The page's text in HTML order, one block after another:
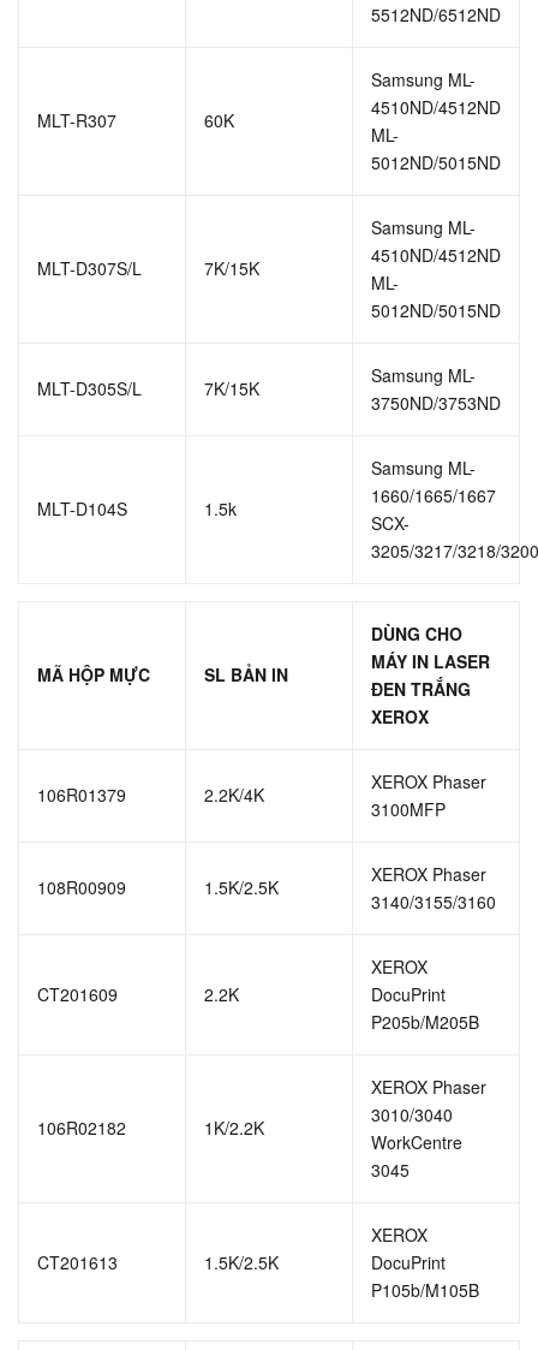
5512ND/6512ND
MLT-R307 60K
Samsung ML-
4510ND/4512ND
ML-
5012ND/5015ND
MLT-D307S/L 7K/15K
Samsung ML-
4510ND/4512ND
ML-
5012ND/5015ND
MLT-D305S/L 7K/15K
Samsung ML-
3750ND/3753ND
MLT-D104S 1.5k
Samsung ML-
1660/1665/1667
SCX-
3205/3217/3218/
MÃ HỘP MỰC SL BẢN IN
DÙNG CHO
MÁY IN LASER
ĐEN TRẮNG
XEROX
106R01379 2.2K/4K
XEROX Phaser
3100MFP
108R00909 1.5K/2.5K
XEROX Phaser
3140/3155/3160
CT201609 2.2K
XEROX
DocuPrint
P205b/M205B
106R02182 1K/2.2K
XEROX Phaser
3010/3040
WorkCentre
3045
CT201613 1.5K/2.5K
XEROX
DocuPrint
P105b/M105B